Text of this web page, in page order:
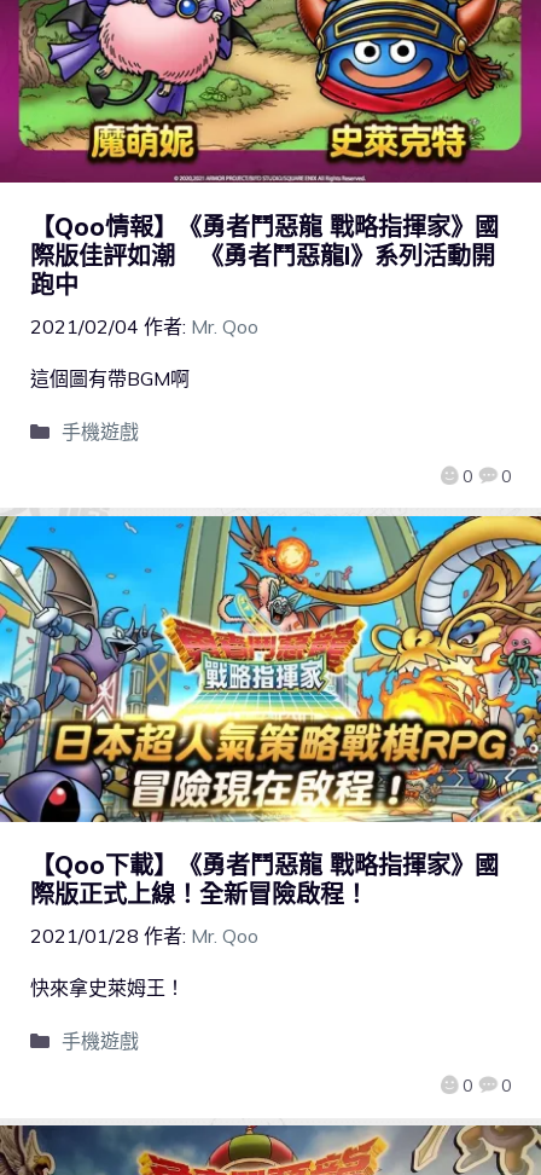
【Qoo情報】《勇者鬥惡龍 戰略指揮家》國
際版佳評如潮 《勇者鬥惡龍I》系列活動開
跑中
2021/02/04 作者: Mr. Qoo
0 0
這個圖有帶BGM啊
手機遊戲
【Qoo下載】《勇者鬥惡龍 戰略指揮家》國
際版正式上線！全新冒險啟程！
2021/01/28 作者: Mr. Qoo
0 0
快來拿史萊姆王！
手機遊戲